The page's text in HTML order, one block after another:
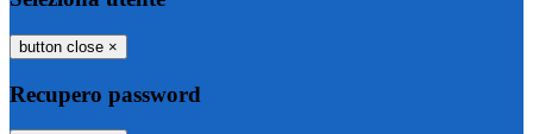
button close ×
Recupero password